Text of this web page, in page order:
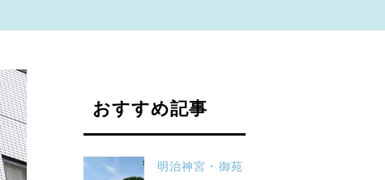
おすすめ記事
明治神宮・御苑